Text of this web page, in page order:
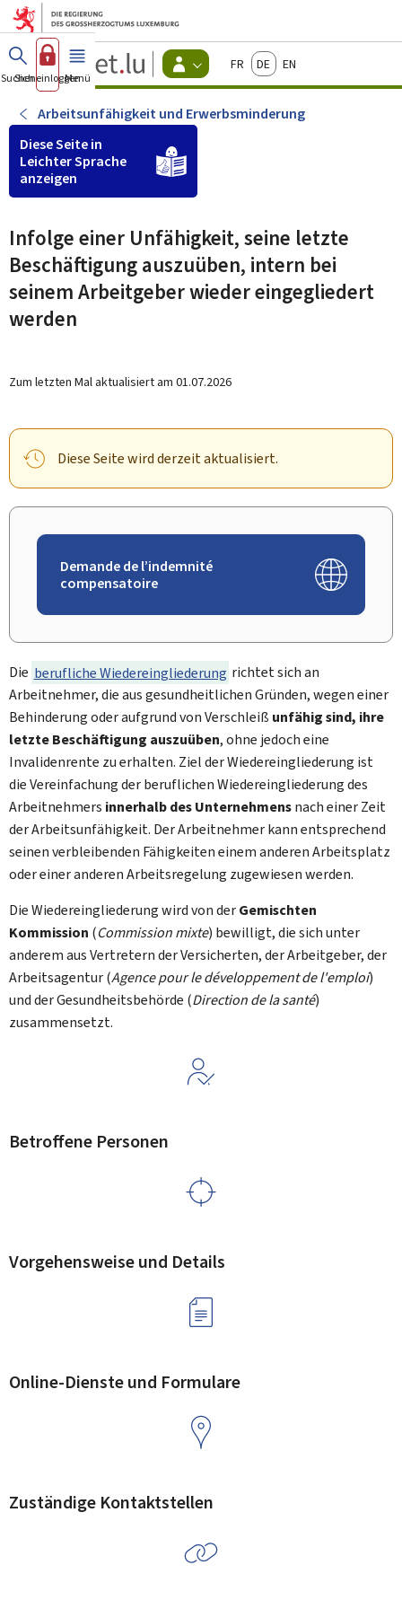
Zum Hauptmenü
Zum Inhalt
Guichet.lu
Changer
d'espace
-
Menu
actif
FrançaisDeutschEnglish
Suchen
Sich einloggen
Menü Haupt-
Arbeitsunfähigkeit und Erwerbsminderung
Diese Seite in
Leichter Sprache
anzeigen
Infolge einer Unfähigkeit, seine letzte
Beschäftigung auszuüben, intern bei
seinem Arbeitgeber wieder eingegliedert
werden
Zum letzten Mal aktualisiert am 01.07.2026
Diese Seite wird derzeit aktualisiert.
Demande de l’indemnité
compensatoire
Die berufliche Wiedereingliederung richtet sich an
Arbeitnehmer, die aus gesundheitlichen Gründen, wegen einer
Behinderung oder aufgrund von Verschleiß unfähig sind, ihre
letzte Beschäftigung auszuüben, ohne jedoch eine
Invalidenrente zu erhalten. Ziel der Wiedereingliederung ist
die Vereinfachung der beruflichen Wiedereingliederung des
Arbeitnehmers innerhalb des Unternehmensnach einer Zeit
der Arbeitsunfähigkeit. Der Arbeitnehmer kann entsprechend
seinen verbleibenden Fähigkeiten einem anderen Arbeitsplatz
oder einer anderen Arbeitsregelung zugewiesen werden.
Die Wiedereingliederung wird von derGemischten
Kommission (Commission mixte) bewilligt, die sich unter
anderem aus Vertretern der Versicherten, der Arbeitgeber, der
Arbeitsagentur (Agence pour le développement de l'emploi)
und der Gesundheitsbehörde (Direction de la santé)
zusammensetzt.
Betroffene Personen
Vorgehensweise und Details
Online-Dienste und Formulare
Zuständige Kontaktstellen